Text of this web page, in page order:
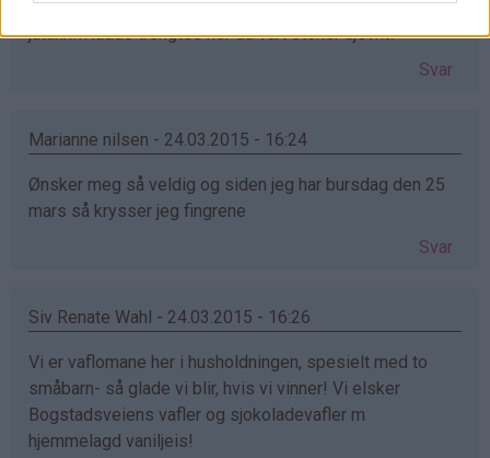
jatakk!!Hadde trengtes her da vårt steker ujevnt!
Svar
Marianne nilsen - 24.03.2015 - 16:24
Ønsker meg så veldig og siden jeg har bursdag den 25
mars så krysser jeg fingrene
Svar
Siv Renate Wahl - 24.03.2015 - 16:26
Vi er vaflomane her i husholdningen, spesielt med to
småbarn- så glade vi blir, hvis vi vinner! Vi elsker
Bogstadsveiens vafler og sjokoladevafler m
hjemmelagd vaniljeis!